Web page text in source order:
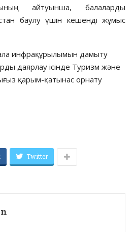
айтуынша, балаларды
баулу үшін кешенді жұмыс
инфрақұрылымын дамыту
даярлау ісінде Туризм және
қарым-қатынас орнату
Twitter